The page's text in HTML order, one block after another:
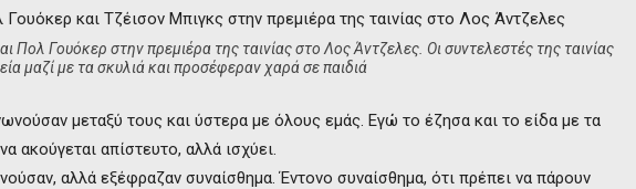
Πολ Γουόκερ στην πρεμιέρα της ταινίας στο Λος Άντζελες. Οι συντελεστές της ταινίας
μαζί με τα σκυλιά και προσέφεραν χαρά σε παιδιά
μεταξύ τους και ύστερα με όλους εμάς. Εγώ το έζησα και το είδα με τα
ακούγεται απίστευτο, αλλά ισχύει.
αλλά εξέφραζαν συναίσθημα. Έντονο συναίσθημα, ότι πρέπει να πάρουν